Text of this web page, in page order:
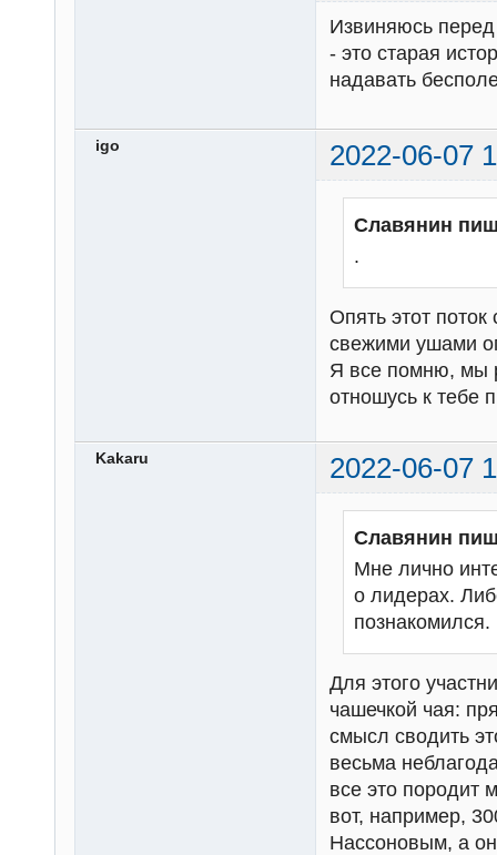
Извиняюсь
- это старая
надавать
igo 2022-06-07
Славянин
.
Опять этот
свежими ушами
Я все помню, мы
отношусь к тебе
Kakaru 2022-06-07
Славянин
Мне лично
о лидерах.
познакомился.
Для этого
чашечкой чая:
смысл сводить
весьма
все это породит
вот, например,
Нассоновым, а